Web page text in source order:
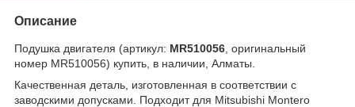
Описание
Подушка двигателя (артикул: MR510056 , оригинальный
номер MR510056) купить, в наличии, Алматы.
Качественная деталь, изготовленная в соответствии с
заводскими допусками. Подходит для Mitsubishi Montero